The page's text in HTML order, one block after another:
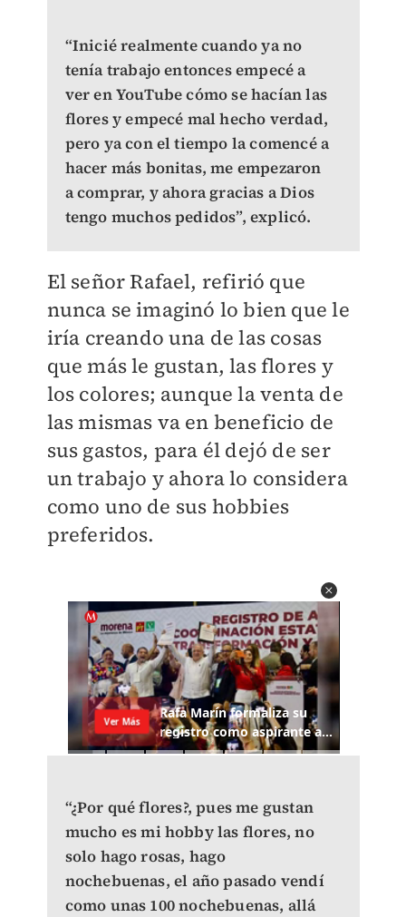
“Inicié realmente cuando ya no
tenía trabajo entonces empecé a
ver en YouTube cómo se hacían las
flores y empecé mal hecho verdad,
pero ya con el tiempo la comencé a
hacer más bonitas, me empezaron
a comprar, y ahora gracias a Dios
tengo muchos pedidos”, explicó.
El señor Rafael, refirió que
nunca se imaginó lo bien que le
iría creando una de las cosas
que más le gustan, las flores y
los colores; aunque la venta de
las mismas va en beneficio de
sus gastos, para él dejó de ser
un trabajo y ahora lo considera
como uno de sus hobbies
preferidos.
“¿Por qué flores?, pues me gustan
mucho es mi hobby las flores, no
solo hago rosas, hago
nochebuenas, el año pasado vendí
como unas 100 nochebuenas, allá